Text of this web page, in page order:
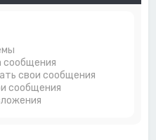
сообщения
свои сообщения
сообщения